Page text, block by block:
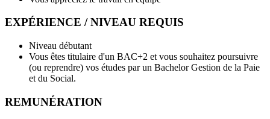
EXPÉRIENCE / NIVEAU REQUIS
Niveau débutant
Vous êtes titulaire d'un BAC+2 et vous souhaitez poursuivre
(ou reprendre) vos études par un Bachelor Gestion de la Paie
et du Social.
REMUNÉRATION